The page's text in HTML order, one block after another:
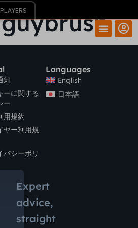
PLAYERS
guybrush
知
ーに関する
ー
用規約
ヤー利用規
バシーポリ
Languages
English
日本語
Expert
advice,
straight